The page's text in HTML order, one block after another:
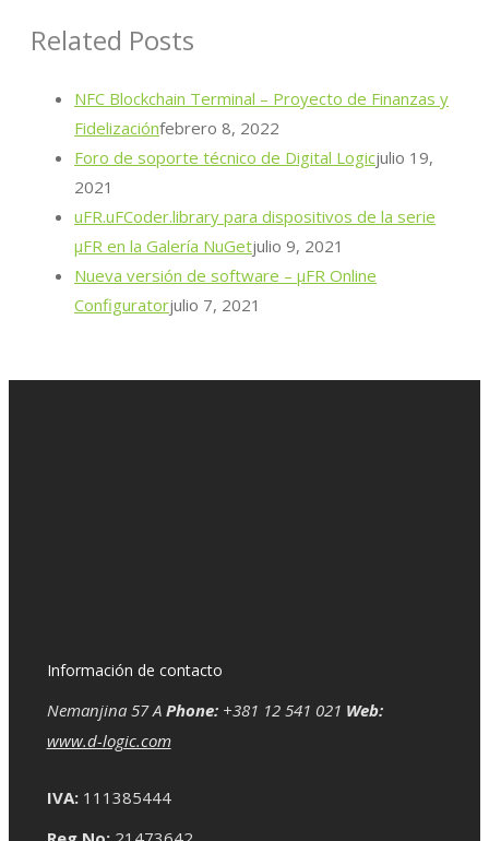
Related Posts
NFC Blockchain Terminal – Proyecto de Finanzas y
Fidelizaciónfebrero 8, 2022
Foro de soporte técnico de Digital Logicjulio 19,
2021
uFR.uFCoder.library para dispositivos de la serie
μFR en la Galería NuGetjulio 9, 2021
Nueva versión de software – μFR Online
Configuratorjulio 7, 2021
Información de contacto
Nemanjina 57 A Phone:+381 12 541 021 Web:
www.d-logic.com
IVA:111385444